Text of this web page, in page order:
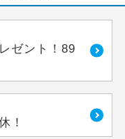
ゼント！89
！